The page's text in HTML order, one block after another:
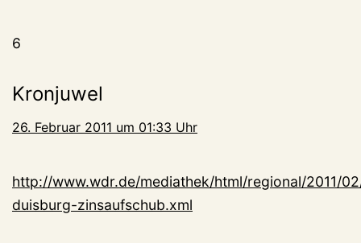
6
Kronjuwel
26. Februar 2011 um 01:33 Uhr
http://www.wdr.de/mediathek/html/regional/2011/
duisburg-zinsaufschub.xml